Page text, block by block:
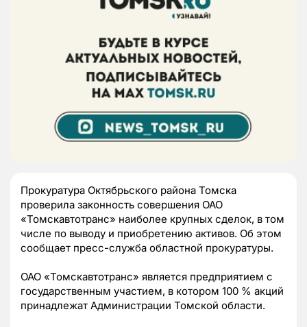
Прокуратура Октябрьского района Томска
проверила законность совершения ОАО
«Томскавтотранс» наиболее крупных сделок, в том
числе по выводу и приобретению активов. Об этом
сообщает пресс-служба областной прокуратуры.
ОАО «Томскавтотранс» является предприятием с
государственным участием, в котором 100 % акций
принадлежат Администрации Томской области.